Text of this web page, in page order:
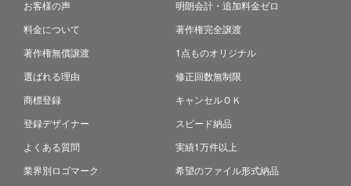
お客様の声
料金について
著作権無償譲渡
選ばれる理由
商標登録
登録デザイナー
よくある質問
業界別ロゴマーク
明朗会計・追加料金ゼロ
著作権完全譲渡
1点ものオリジナル
修正回数無制限
キャンセルＯＫ
スピード納品
実績1万件以上
希望のファイル形式納品